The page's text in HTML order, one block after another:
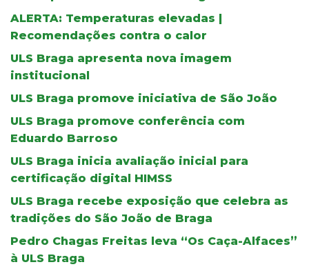
ALERTA: Temperaturas elevadas |
Recomendações contra o calor
ULS Braga apresenta nova imagem
institucional
ULS Braga promove iniciativa de São João
ULS Braga promove conferência com
Eduardo Barroso
ULS Braga inicia avaliação inicial para
certificação digital HIMSS
ULS Braga recebe exposição que celebra as
tradições do São João de Braga
Pedro Chagas Freitas leva “Os Caça-Alfaces”
à ULS Braga